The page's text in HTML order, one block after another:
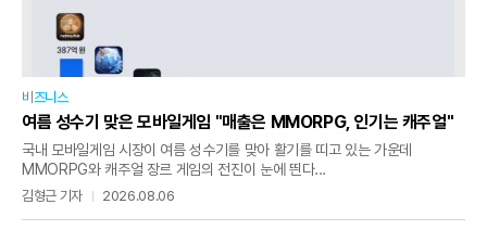
비즈니스
여름 성수기 맞은 모바일게임 "매출은 MMORPG, 인기는 캐주얼"
국내 모바일게임 시장이 여름 성수기를 맞아 활기를 띠고 있는 가운데
MMORPG와 캐주얼 장르 게임의 전진이 눈에 띈다...
김형근 기자 2026.08.06